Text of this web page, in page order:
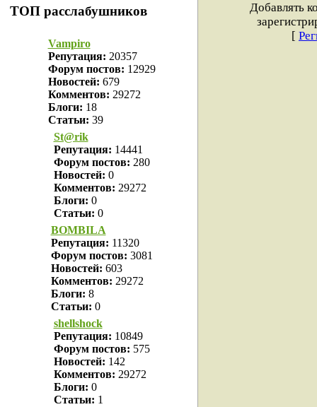
ТОП расслабушников
Vampiro
Репутация: 20357
Форум постов: 12929
Новостей: 679
Комментов: 29272
Блоги: 18
Статьи: 39
St@rik
Репутация: 14441
Форум постов: 280
Новостей: 0
Комментов: 29272
Блоги: 0
Статьи: 0
BOMBILA
Репутация: 11320
Форум постов: 3081
Новостей: 603
Комментов: 29272
Блоги: 8
Статьи: 0
shellshock
Репутация: 10849
Форум постов: 575
Новостей: 142
Комментов: 29272
Блоги: 0
Статьи: 1
Добавлять
[